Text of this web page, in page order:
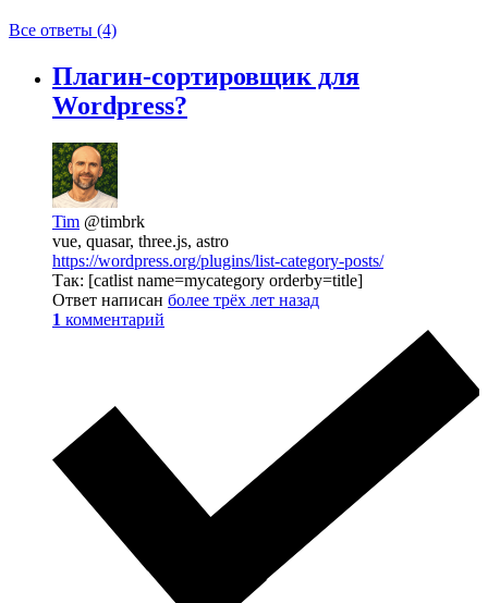
Все ответы (4)
Плагин-сортировщик для
Wordpress?
Tim @timbrk
vue, quasar, three.js, astro
https://wordpress.org/plugins/list-category-posts/
Так: [catlist name=mycategory orderby=title]
Ответ написан более трёх лет назад
1 комментарий